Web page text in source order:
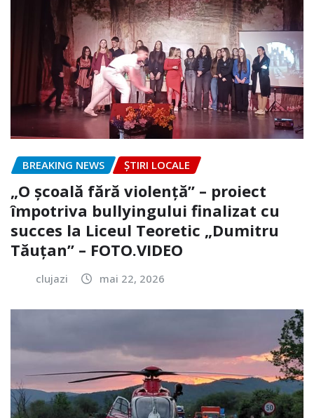
BREAKING NEWS ȘTIRI LOCALE
„O școală fără violență” – proiect
împotriva bullyingului finalizat cu
succes la Liceul Teoretic „Dumitru
Tăuțan” – FOTO.VIDEO
clujazi mai 22, 2026